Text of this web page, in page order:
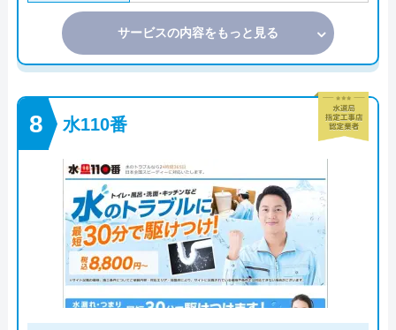
サービスの内容をもっと見る
水110番